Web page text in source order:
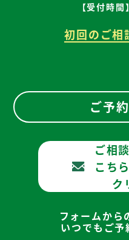
【受付時
初回のご相
ご予
ご相
こち
ク
フォームから
いつでもご予